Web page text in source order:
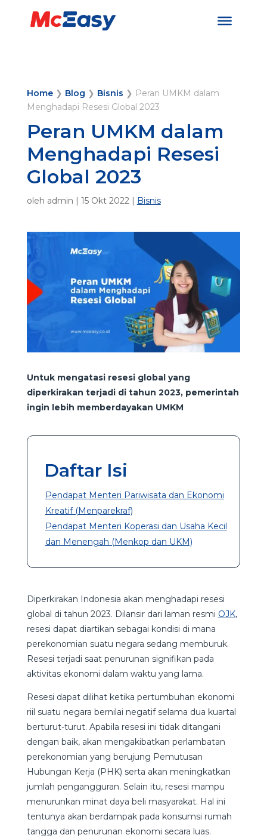
Home❯ Blog ❯ Bisnis ❯ Peran UMKM dalam
Menghadapi Resesi Global 2023
Peran UMKM dalam
Menghadapi Resesi
Global 2023
oleh admin | 15 Okt 2022| Bisnis
Untuk mengatasi resesi global yang
diperkirakan terjadi di tahun 2023, pemerintah
ingin lebih memberdayakan UMKM
Daftar Isi
Pendapat Menteri Pariwisata dan Ekonomi
Kreatif (Menparekraf)
Pendapat Menteri Koperasi dan Usaha Kecil
dan Menengah (Menkop dan UKM)
Diperkirakan Indonesia akan menghadapi resesi
global di tahun 2023. Dilansir dari laman resmi OJK,
resesi dapat diartikan sebagai kondisi di mana
perekonomian suatu negara sedang memburuk.
Resesi terjadi saat penurunan signifikan pada
aktivitas ekonomi dalam waktu yang lama.
Resesi dapat dilihat ketika pertumbuhan ekonomi
riil suatu negara bernilai negatif selama dua kuartal
berturut-turut. Apabila resesi ini tidak ditangani
dengan baik, akan mengakibatkan perlambatan
perekonomian yang berujung Pemutusan
Hubungan Kerja (PHK) serta akan meningkatkan
jumlah pengangguran. Selain itu, resesi mampu
menurunkan minat daya beli masyarakat. Hal ini
tentunya akan berdampak pada konsumsi rumah
tangga dan penurunan ekonomi secara luas.